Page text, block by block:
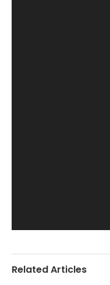
Related Articles